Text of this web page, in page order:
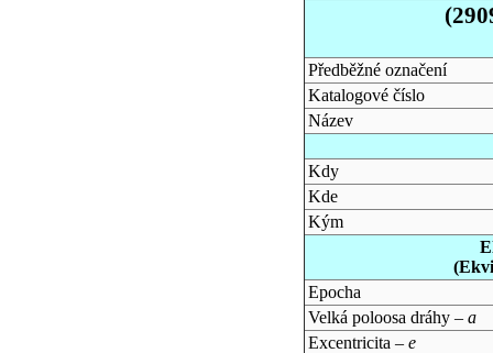
Předběžné označení
Katalogové číslo
Název
Kdy
Kde
Kým
Epocha
Velká poloosa dráhy – a
Excentricita – e